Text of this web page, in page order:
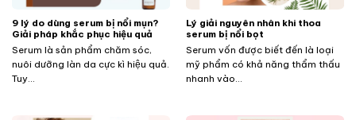
9 lý do dùng serum bị nổi mụn?
Giải pháp khắc phục hiệu quả
Serum là sản phẩm chăm sóc,
nuôi dưỡng làn da cực kì hiệu quả.
Tuy...
Lý giải nguyên nhân khi thoa
serum bị nổi bọt
Serum vốn được biết đến là loại
mỹ phẩm có khả năng thẩm thấu
nhanh vào...